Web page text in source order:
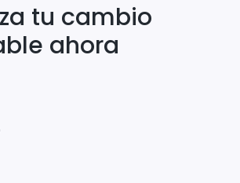
tu cambio
ahora